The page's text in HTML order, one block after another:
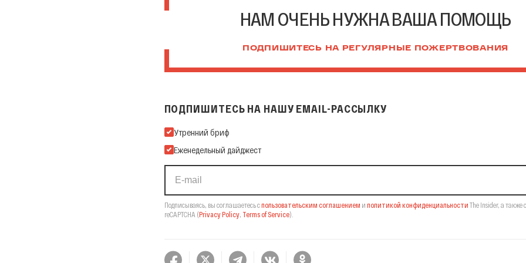
НАМ ОЧЕНЬ НУЖНА ВАША ПОМОЩЬ
ПОДПИШИТЕСЬ НА РЕГУЛЯРНЫЕ ПОЖЕРТВОВАНИЯ
ПОДПИШИТЕСЬ НА НАШУ EMAIL-РАССЫЛКУ
Подпишитесь на нашу Email-рассылку
Утренний бриф
Еженедельный дайджест
Подписываясь, вы соглашаетесь спользовательским соглашением и политикой конфиденциальности The Insider, а также
reCAPTCHA (Privacy Policy, Terms of Service).